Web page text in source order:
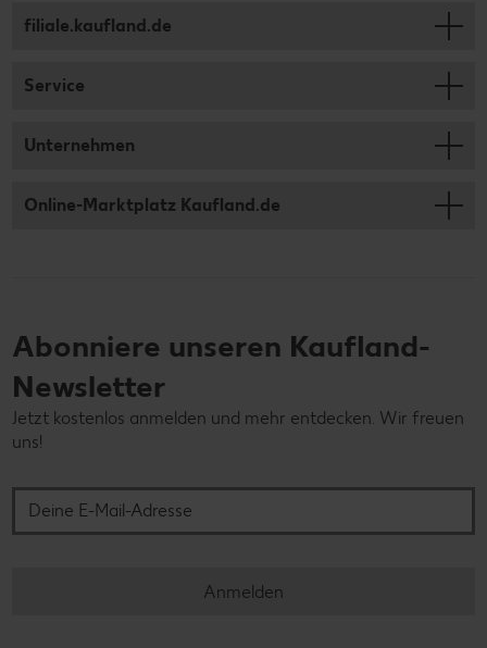
filiale.kaufland.de
Service
Unternehmen
Online-Marktplatz Kaufland.de
Abonniere unseren Kaufland-
Newsletter
Jetzt kostenlos anmelden und mehr entdecken. Wir freuen
uns!
Anmelden